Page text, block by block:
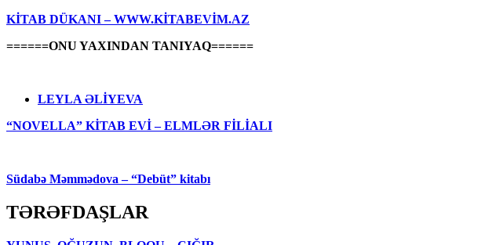
KİTAB DÜKANI – WWW.KİTABEVİM.AZ
======ONU YAXINDAN TANIYAQ======
LEYLA ƏLİYEVA
“NOVELLA” KİTAB EVİ – ELMLƏR FİLİALI
Südabə Məmmədova – “Debüt” kitabı
TƏRƏFDAŞLAR